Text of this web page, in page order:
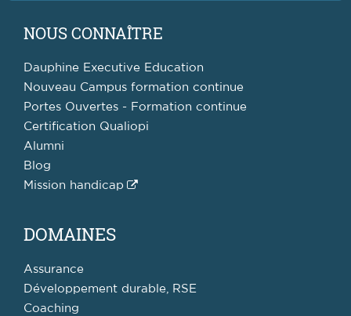
NOUS CONNAÎTRE
Dauphine Executive Education
Nouveau Campus formation continue
Portes Ouvertes - Formation continue
Certification Qualiopi
Alumni
Blog
Mission handicap
DOMAINES
Assurance
Développement durable, RSE
Coaching